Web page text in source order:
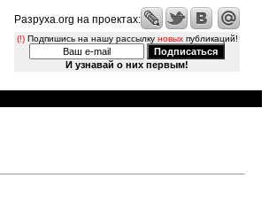
Разруха.org на проектах:
(!)Подпишись на нашу рассылку новыхпубликаций!
И узнавай о них первым!